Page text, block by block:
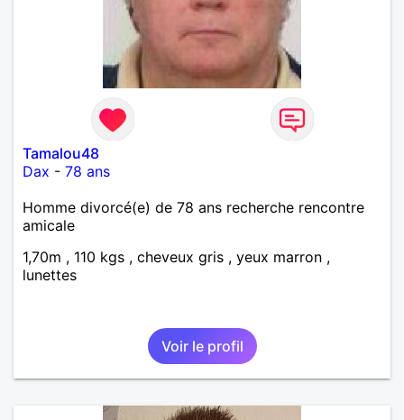
passion. J'ai 2 grands enfants déjà indépendants.
Pour le reste, je vous laisse découvrir. Au plaisir de
Tamalou48
Dax - 78 ans
Homme divorcé(e) de 78 ans recherche rencontre
amicale
1,70m , 110 kgs , cheveux gris , yeux marron ,
lunettes
Voir le profil